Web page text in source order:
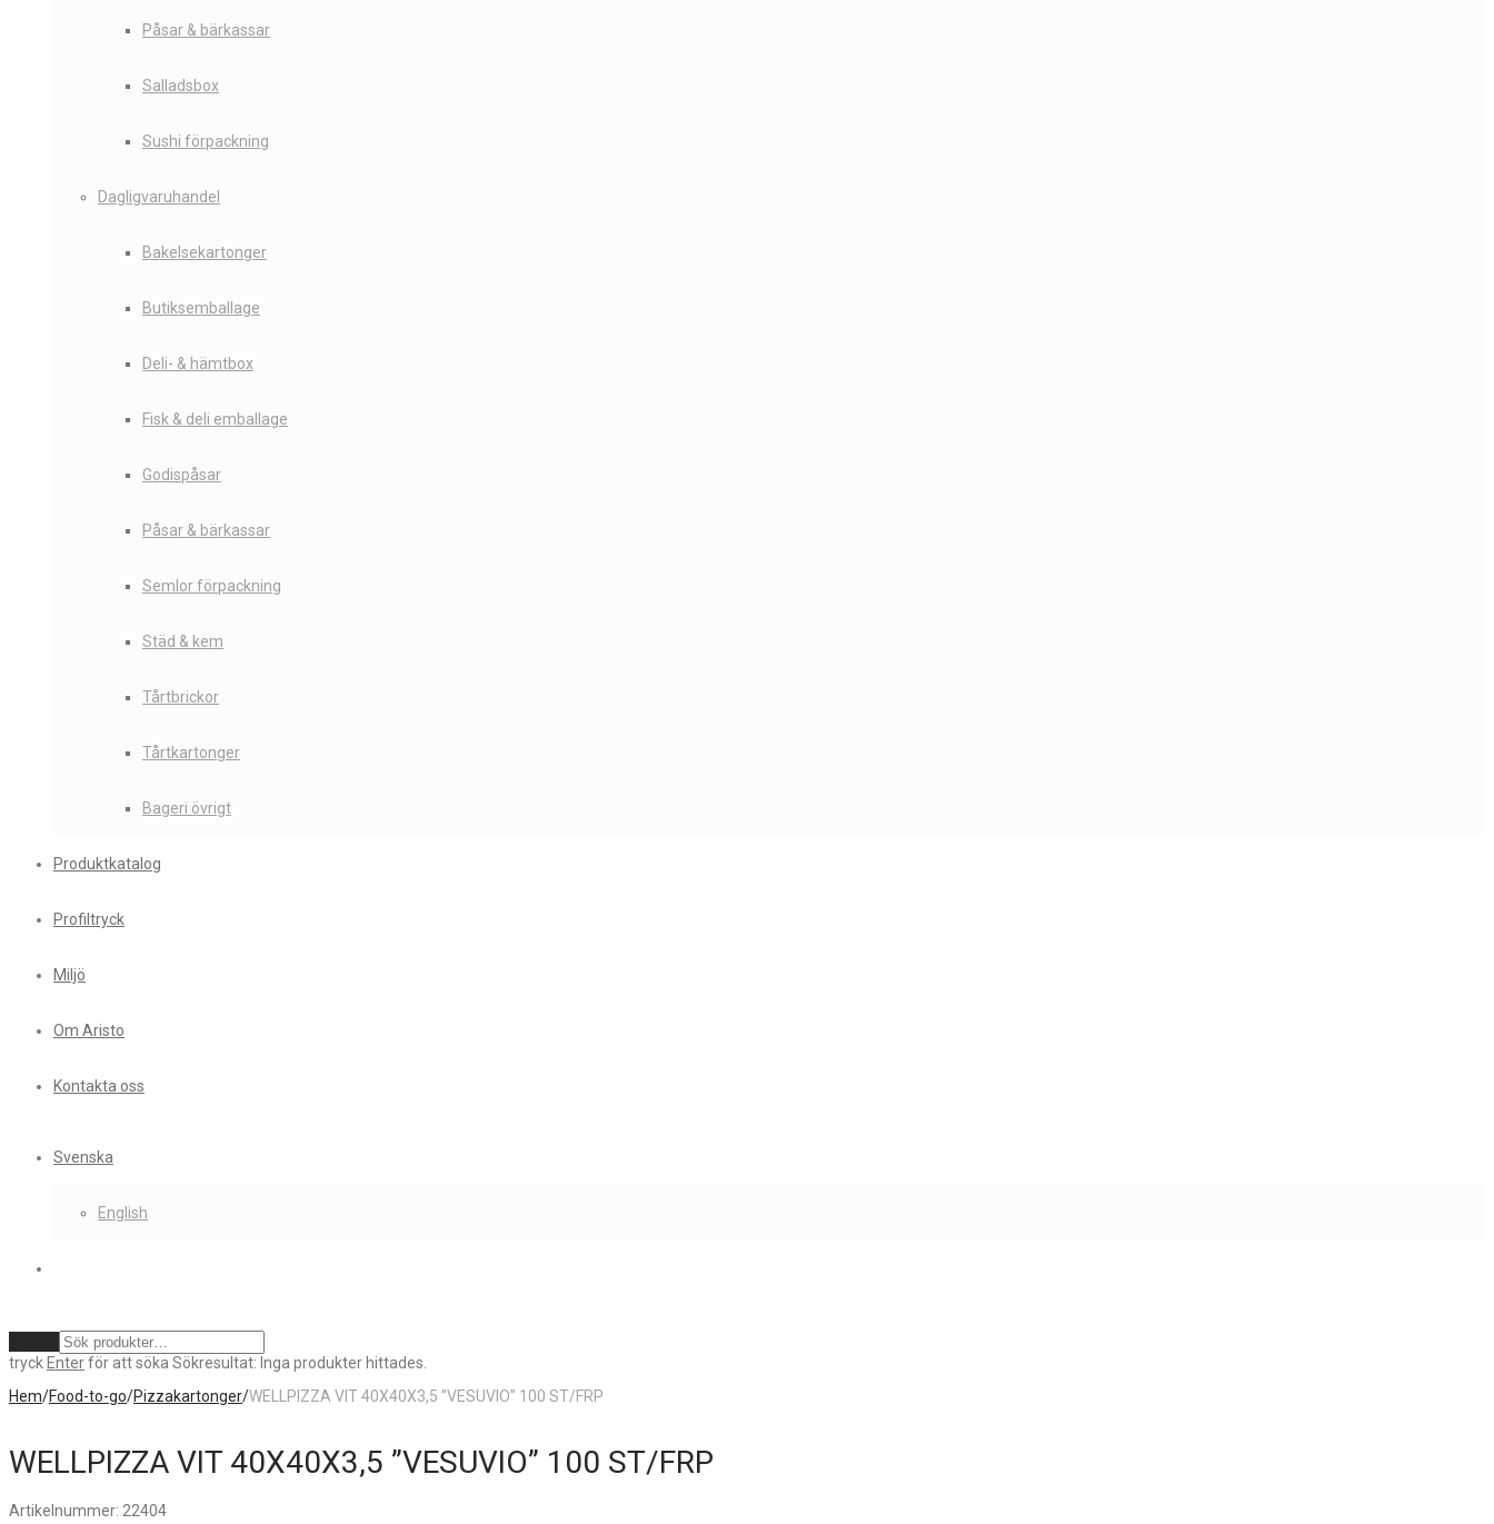
Påsar & bärkassar
Salladsbox
Sushi förpackning
Dagligvaruhandel
Bakelsekartonger
Butiksemballage
Deli- & hämtbox
Fisk & deli emballage
Godispåsar
Påsar & bärkassar
Semlor förpackning
Städ & kem
Tårtbrickor
Tårtkartonger
Bageri övrigt
Produktkatalog
Profiltryck
Miljö
Om Aristo
Kontakta oss
Svenska
English
tryck Enterför att söka Sökresultat: Inga produkter hittades.
Hem/Food-to-go/Pizzakartonger/WELLPIZZA VIT 40X40X3,5 ”VESUVIO” 100 ST/FRP
WELLPIZZA VIT 40X40X3,5 ”VESUVIO” 100 ST/FRP
Artikelnummer: 22404